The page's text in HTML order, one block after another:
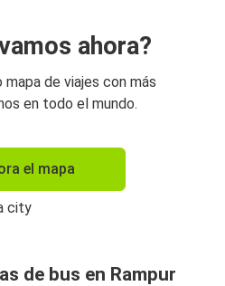
ahora?
de viajes con más
en todo el mundo.
el mapa
de bus en Rampur